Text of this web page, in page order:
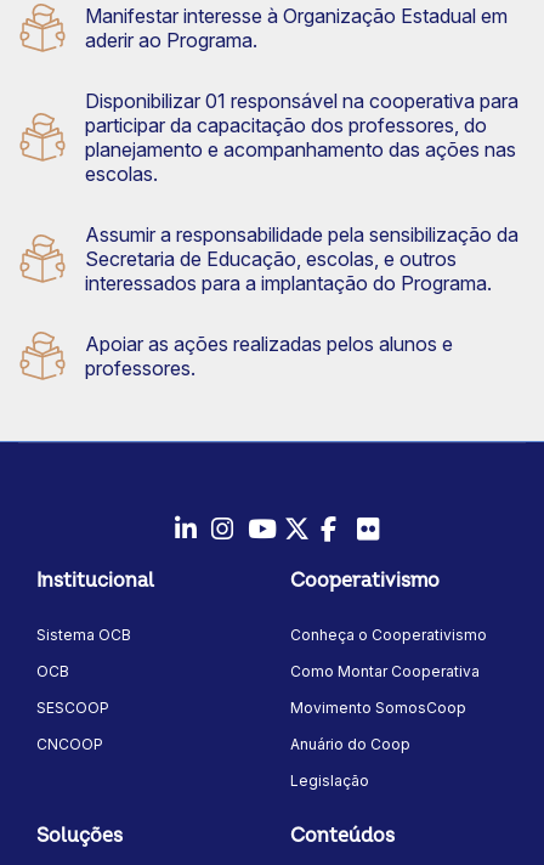
Manifestar interesse à Organização Estadual em
aderir ao Programa.
Disponibilizar 01 responsável na cooperativa para
participar da capacitação dos professores, do
planejamento e acompanhamento das ações nas
escolas.
Assumir a responsabilidade pela sensibilização da
Secretaria de Educação, escolas, e outros
interessados para a implantação do Programa​.
Apoiar as ações realizadas pelos alunos e
professores.
Instagram
YoutubeTwitter/X
Facebook
Institucional
Sistema OCB
OCB
SESCOOP
CNCOOP
Cooperativismo
Conheça o Cooperativismo
Como Montar Cooperativa
Movimento SomosCoop
Anuário do Coop
Legislação
Soluções Conteúdos